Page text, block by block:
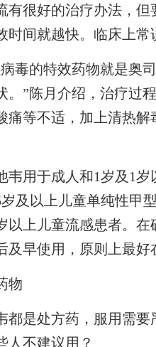
很好的治疗办法，但
时间就越快。临床上常
的特效药物就是奥
。”陈月介绍，治疗过
痛等不适，加上清热
用于成人和1岁及1岁
及以上儿童单纯性甲
以上儿童流感患者。
及早使用，原则上最好
物
是处方药，服用需要
人不建议用？